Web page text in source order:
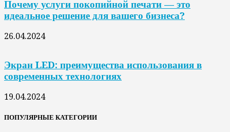
Почему услуги покопийной печати — это
идеальное решение для вашего бизнеса?
26.04.2024
Экран LED: преимущества использования в
современных технологиях
19.04.2024
ПОПУЛЯРНЫЕ КАТЕГОРИИ